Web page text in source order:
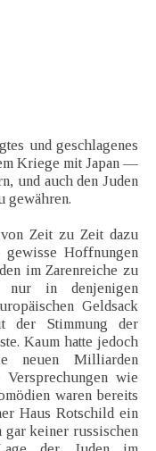
und geschlagenes
Kriege mit Japan —
und auch den Juden
gewähren.
Zeit zu Zeit dazu
Hoffnungen
im Zarenreiche zu
nur in denjenigen
Geldsack
der Stimmung der
Kaum hatte jedoch
neuen Milliarden
wie
waren bereits
Haus Rotschild ein
keiner russischen